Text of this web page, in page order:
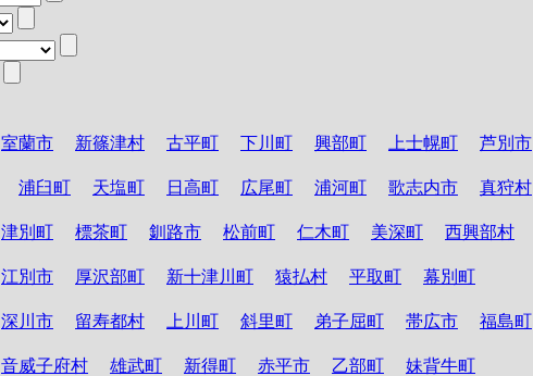
室蘭市 新篠津村 古平町 下川町 興部町 上士幌町 芦別市
浦臼町 天塩町 日高町 広尾町 浦河町 歌志内市 真狩村
津別町 標茶町 釧路市 松前町 仁木町 美深町 西興部村
江別市 厚沢部町 新十津川町 猿払村 平取町 幕別町
深川市 留寿都村 上川町 斜里町 弟子屈町 帯広市 福島町
音威子府村 雄武町 新得町 赤平市 乙部町 妹背牛町